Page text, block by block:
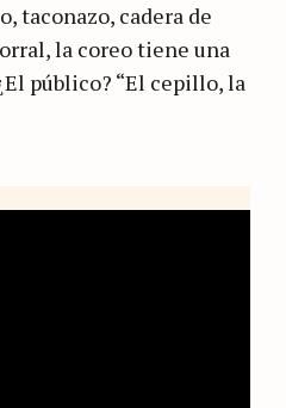
taconazo, cadera de
la coreo tiene una
público? “El cepillo, la